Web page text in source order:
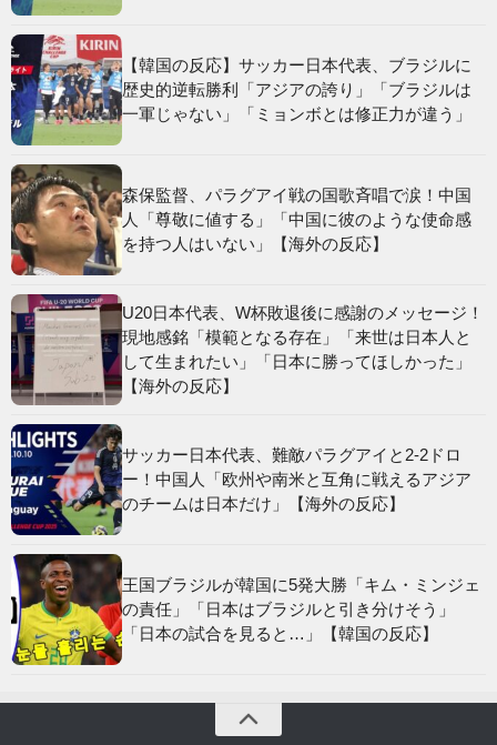
【韓国の反応】サッカー日本代表、ブラジルに
歴史的逆転勝利「アジアの誇り」「ブラジルは
一軍じゃない」「ミョンボとは修正力が違う」
森保監督、パラグアイ戦の国歌斉唱で涙！中国
人「尊敬に値する」「中国に彼のような使命感
を持つ人はいない」【海外の反応】
U20日本代表、W杯敗退後に感謝のメッセージ！
現地感銘「模範となる存在」「来世は日本人と
して生まれたい」「日本に勝ってほしかった」
【海外の反応】
サッカー日本代表、難敵パラグアイと2-2ドロ
ー！中国人「欧州や南米と互角に戦えるアジア
のチームは日本だけ」【海外の反応】
王国ブラジルが韓国に5発大勝「キム・ミンジェ
の責任」「日本はブラジルと引き分けそう」
「日本の試合を見ると…」【韓国の反応】